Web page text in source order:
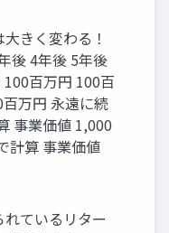
きく変わる！
後 4年後 5年後
百万円 100百
万円 永遠に続
事業価値 1,000
計算 事業価値
れているリター